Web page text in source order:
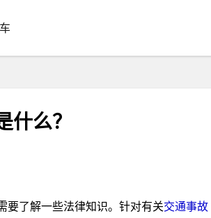
么？
要了解一些法律知识。针对有关交通事故